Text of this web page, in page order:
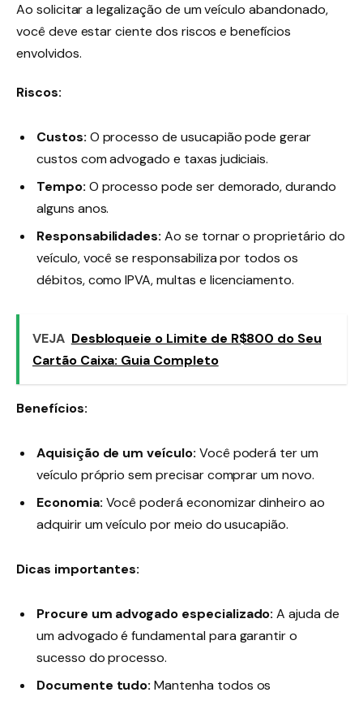
Ao solicitar a legalização de um veículo abandonado,
você deve estar ciente dos riscos e benefícios
envolvidos.
Riscos:
Custos: O processo de usucapião pode gerar
custos com advogado e taxas judiciais.
Tempo: O processo pode ser demorado, durando
alguns anos.
Responsabilidades: Ao se tornar o proprietário do
veículo, você se responsabiliza por todos os
débitos, como IPVA, multas e licenciamento.
VEJA Desbloqueie o Limite de R$800 do Seu
Cartão Caixa: Guia Completo
Benefícios:
Aquisição de um veículo: Você poderá ter um
veículo próprio sem precisar comprar um novo.
Economia: Você poderá economizar dinheiro ao
adquirir um veículo por meio do usucapião.
Dicas importantes:
Procure um advogado especializado: A ajuda de
um advogado é fundamental para garantir o
sucesso do processo.
Documente tudo: Mantenha todos os